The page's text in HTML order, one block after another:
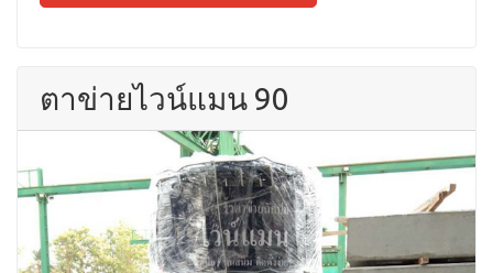
ตาข่ายไวน์แมน 90